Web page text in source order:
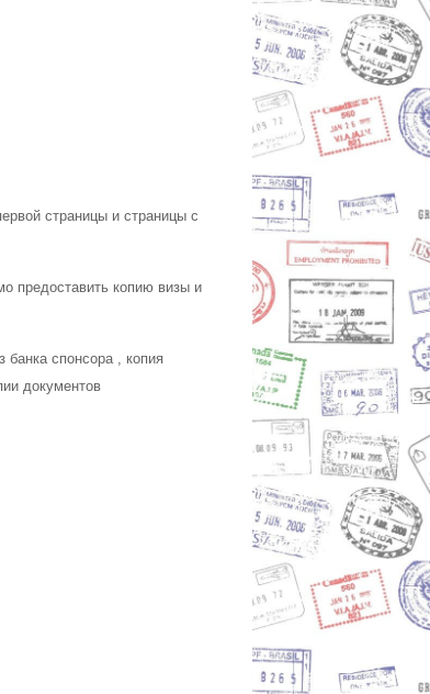
страницы и страницы с
предоставить копию визы и
спонсора , копия
документов